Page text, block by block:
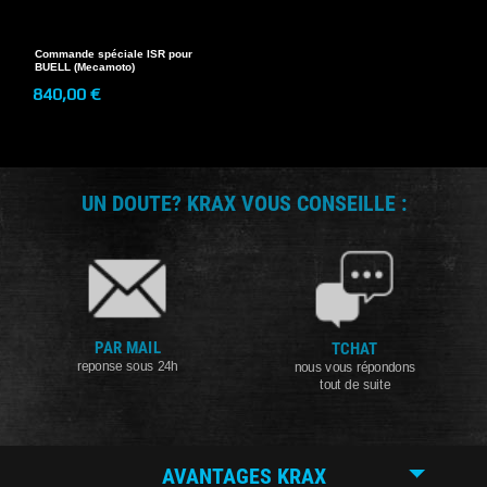
Commande spéciale ISR pour
BUELL (Mecamoto)
840,00 €
UN DOUTE? KRAX VOUS CONSEILLE :
PAR MAIL
reponse sous 24h
TCHAT
nous vous répondons
tout de suite
AVANTAGES KRAX